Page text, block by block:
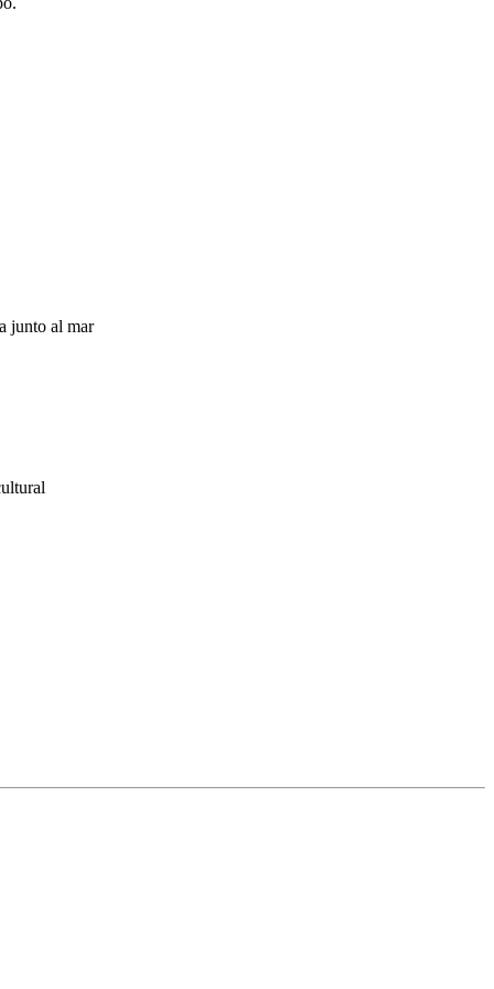
junto al mar